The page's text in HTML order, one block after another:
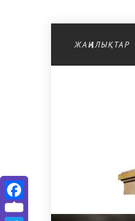
Перейти к содержимому
ЖАҢАЛЫҚТАР
Facebook